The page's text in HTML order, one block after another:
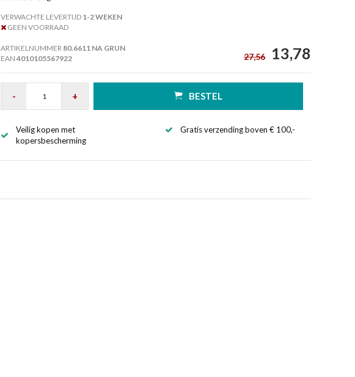
VERWACHTE LEVERTIJD1-2 WEKEN
GEEN VOORRAAD
ARTIKELNUMMER 80.6611 NA GRUN
EAN 4010105567922 27,56 13,78
- + BESTEL
Veilig kopen met
kopersbescherming
Gratis verzending boven € 100,-